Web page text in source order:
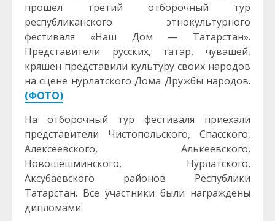
прошел третий отборочный тур
республиканского этнокультурного
фестиваля «Наш Дом — Татарстан».
Представители русских, татар, чувашей,
кряшен представили культуру своих народов
на сцене нурлатского Дома Дружбы народов.
(ФОТО)
На отборочный тур фестиваля приехали
представители Чистопольского, Спасского,
Алексеевского, Алькеевского,
Новошешминского, Нурлатского,
Аксубаевского районов Республики
Татарстан. Все участники были награждены
дипломами.